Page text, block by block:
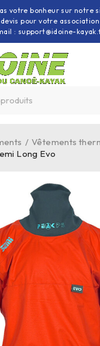
votre bonheur sur notre
pour votre
: support@idoine-
/ Vêtements
Long Evo